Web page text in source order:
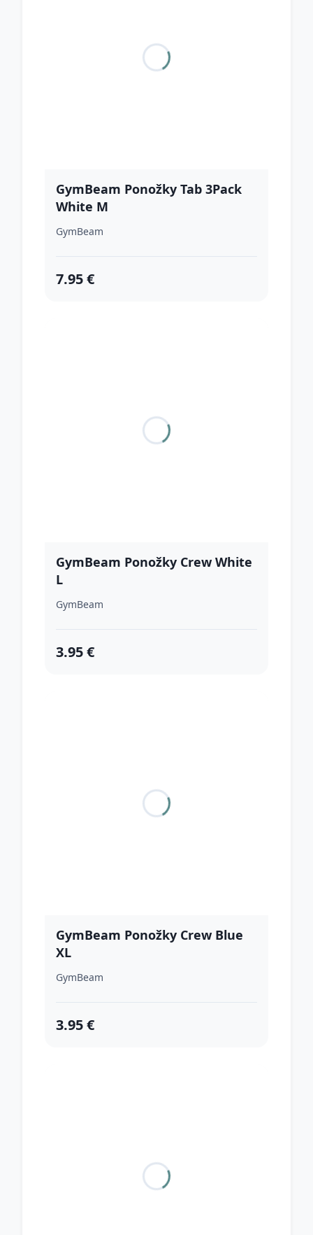
GymBeam Ponožky Tab 3Pack
White M
GymBeam
7.95 €
GymBeam Ponožky Crew White
L
GymBeam
3.95 €
GymBeam Ponožky Crew Blue
XL
GymBeam
3.95 €